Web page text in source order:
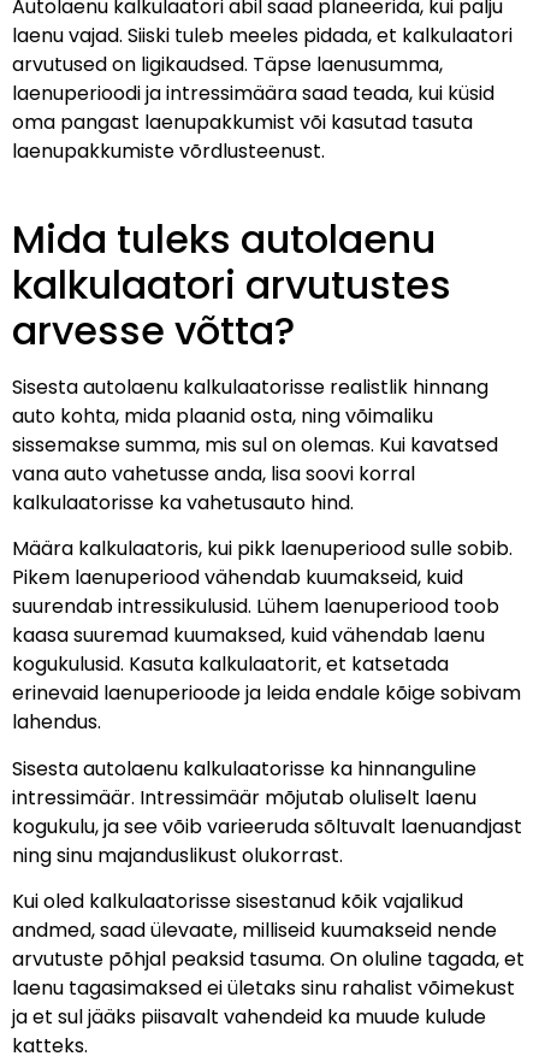
Autolaenu kalkulaatori abil saad planeerida, kui palju
laenu vajad. Siiski tuleb meeles pidada, et kalkulaatori
arvutused on ligikaudsed. Täpse laenusumma,
laenuperioodi ja intressimäära saad teada, kui küsid
oma pangast laenupakkumist või kasutad tasuta
laenupakkumiste võrdlusteenust.
Mida tuleks autolaenu
kalkulaatori arvutustes
arvesse võtta?
Sisesta autolaenu kalkulaatorisse realistlik hinnang
auto kohta, mida plaanid osta, ning võimaliku
sissemakse summa, mis sul on olemas. Kui kavatsed
vana auto vahetusse anda, lisa soovi korral
kalkulaatorisse ka vahetusauto hind.
Määra kalkulaatoris, kui pikk laenuperiood sulle sobib.
Pikem laenuperiood vähendab kuumakseid, kuid
suurendab intressikulusid. Lühem laenuperiood toob
kaasa suuremad kuumaksed, kuid vähendab laenu
kogukulusid. Kasuta kalkulaatorit, et katsetada
erinevaid laenuperioode ja leida endale kõige sobivam
lahendus.
Sisesta autolaenu kalkulaatorisse ka hinnanguline
intressimäär. Intressimäär mõjutab oluliselt laenu
kogukulu, ja see võib varieeruda sõltuvalt laenuandjast
ning sinu majanduslikust olukorrast.
Kui oled kalkulaatorisse sisestanud kõik vajalikud
andmed, saad ülevaate, milliseid kuumakseid nende
arvutuste põhjal peaksid tasuma. On oluline tagada, et
laenu tagasimaksed ei ületaks sinu rahalist võimekust
ja et sul jääks piisavalt vahendeid ka muude kulude
katteks.